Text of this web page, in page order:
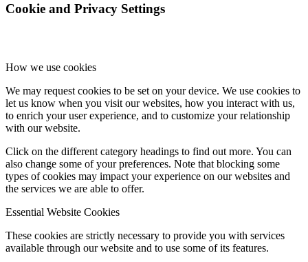
Cookie and Privacy Settings
How we use cookies
We may request cookies to be set on your device. We use cookies to
let us know when you visit our websites, how you interact with us,
to enrich your user experience, and to customize your relationship
with our website.
Click on the different category headings to find out more. You can
also change some of your preferences. Note that blocking some
types of cookies may impact your experience on our websites and
the services we are able to offer.
Essential Website Cookies
These cookies are strictly necessary to provide you with services
available through our website and to use some of its features.